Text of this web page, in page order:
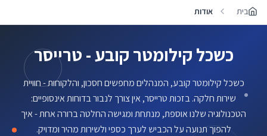
אודות בית
כשכל קילומטר קובע - טרייסר
כשכל קילומטר קובע, המנהלים מחפשים חסכון, והלקוחות - חוויית
שירות חלקה. בזכות טרייסר, אין צורך לנבור בדוחות אינסופיים:
הטכנולוגיה שלנו אוספת, מנתחת ומגישה החלטה ברורה אחת - איך
להפוך תנועה על הכביש לערך כספי ולשירות מהיר ומדויק.